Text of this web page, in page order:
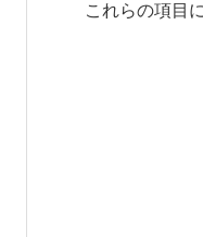
これらの項目